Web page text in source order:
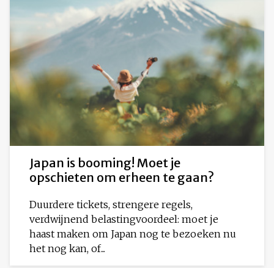
Japan is booming! Moet je
opschieten om erheen te gaan?
Duurdere tickets, strengere regels,
verdwijnend belastingvoordeel: moet je
haast maken om Japan nog te bezoeken nu
het nog kan, of...